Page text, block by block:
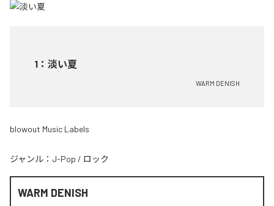
1 ： 淡い夏
WARM DENISH
blowout Music Labels
ジャンル： J-Pop / ロック
WARM DENISH